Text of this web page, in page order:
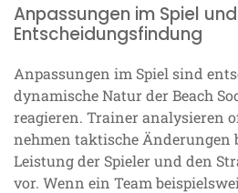
Anpassungen im Spiel und
Entscheidungsfindung
Anpassungen im Spiel sind
dynamische Natur der Beach
reagieren. Trainer analysieren
nehmen taktische Änderungen
Leistung der Spieler und den
vor. Wenn ein Team